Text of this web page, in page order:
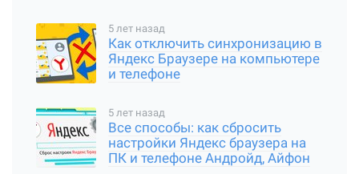
5 лет назад
Как отключить синхронизацию в
Яндекс Браузере на компьютере
и телефоне
5 лет назад
Все способы: как сбросить
настройки Яндекс браузера на
ПК и телефоне Андройд, Айфон